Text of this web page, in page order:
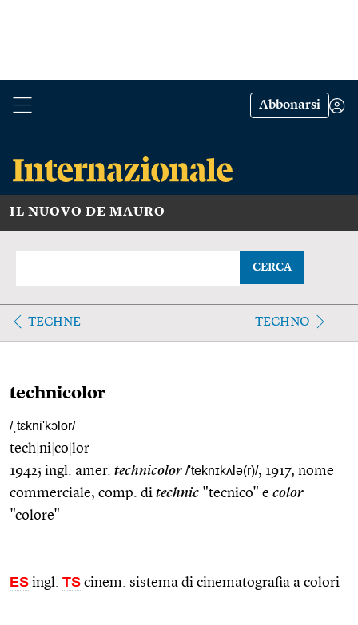
Abbonarsi
IL NUOVO DE MAURO
CERCA
TECHNE TECHNO
technicolor
/ˌtɛkni'kɔlor/
tech ni co lor
1942; ingl. amer. technicolor /'teknɪkʌlə(r)/, 1917, nome
commerciale, comp. di technic "tecnico" e color
"colore"
ES ingl. TS cinem. sistema di cinematografia a colori